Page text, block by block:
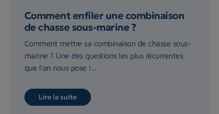
Comment enfiler une combinaison
de chasse sous-marine ?
Comment mettre sa combinaison de chasse sous-
marine ? Une des questions les plus récurrentes
que l'on nous pose !...
Lire la suite